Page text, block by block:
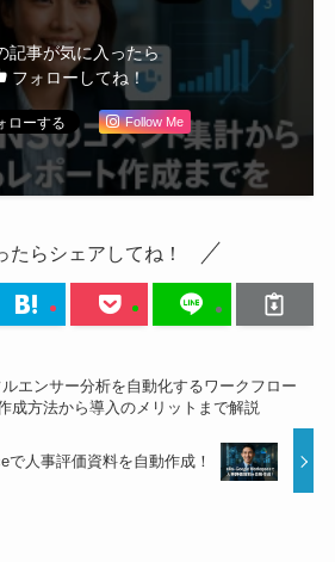
記事が気に入ったら
フォローしてね！
Follow Me
たらシェアしてね！
エンサー分析を自動化するワークフロー
成方法から導入のメリットまで解説
で人事評価資料を自動作成！